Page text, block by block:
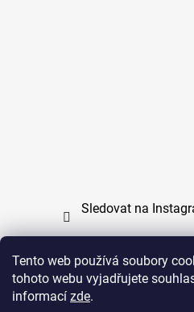
Tento web používá soubory
tohoto webu vyjadřujete
informací zde.
Sledovat na